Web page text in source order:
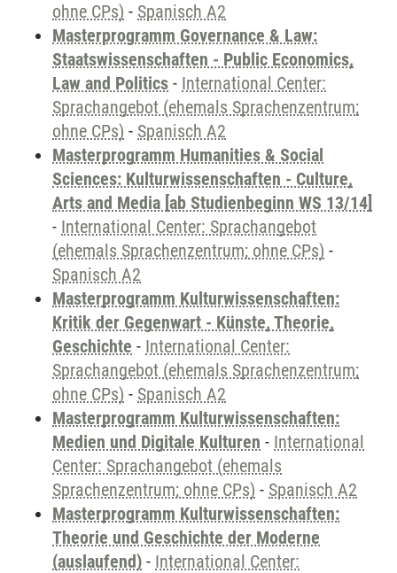
ohne CPs) - Spanisch A2
Masterprogramm Governance & Law:
Staatswissenschaften - Public Economics,
Law and Politics - International Center:
Sprachangebot (ehemals Sprachenzentrum;
ohne CPs) - Spanisch A2
Masterprogramm Humanities & Social
Sciences: Kulturwissenschaften - Culture,
Arts and Media [ab Studienbeginn WS 13/14]
- International Center: Sprachangebot
(ehemals Sprachenzentrum; ohne CPs) -
Spanisch A2
Masterprogramm Kulturwissenschaften:
Kritik der Gegenwart - Künste, Theorie,
Geschichte - International Center:
Sprachangebot (ehemals Sprachenzentrum;
ohne CPs) - Spanisch A2
Masterprogramm Kulturwissenschaften:
Medien und Digitale Kulturen - International
Center: Sprachangebot (ehemals
Sprachenzentrum; ohne CPs) - Spanisch A2
Masterprogramm Kulturwissenschaften:
Theorie und Geschichte der Moderne
(auslaufend) - International Center: